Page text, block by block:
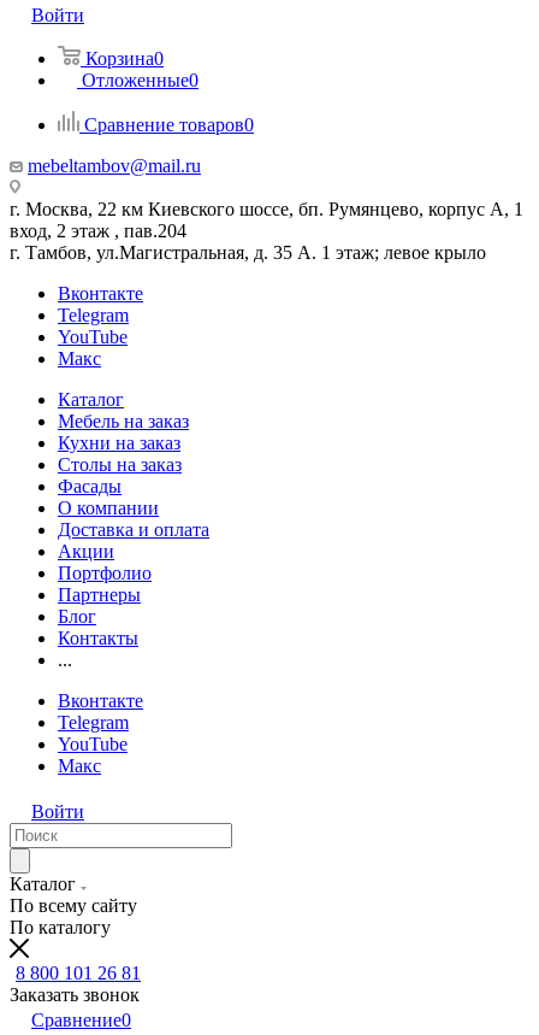
Войти
Корзина0
Отложенные0
Сравнение товаров0
mebeltambov@mail.ru
г. Москва, 22 км Киевского шоссе, бп. Румянцево, корпус А, 1
вход, 2 этаж , пав.204
г. Тамбов, ул.Магистральная, д. 35 А. 1 этаж; левое крыло
Вконтакте
Telegram
YouTube
Макс
Каталог
Мебель на заказ
Кухни на заказ
Столы на заказ
Фасады
О компании
Доставка и оплата
Акции
Портфолио
Партнеры
Блог
Контакты
...
Вконтакте
Telegram
YouTube
Макс
Войти
Каталог
По всему сайту
По каталогу
8 800 101 26 81
Заказать звонок
Сравнение0